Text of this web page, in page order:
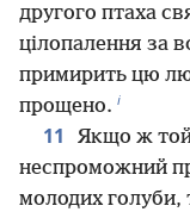
другого птаха
цілопалення за
примирить цю
прощено. і
11
Якщо ж
неспроможний
молодих голуби,